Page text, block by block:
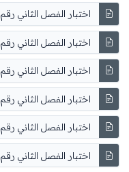
اختبار الفصل الثاني رقم 13
اختبار الفصل الثاني رقم 12
اختبار الفصل الثاني رقم 11
اختبار الفصل الثاني رقم 10
اختبار الفصل الثاني رقم 09
اختبار الفصل الثاني رقم 08